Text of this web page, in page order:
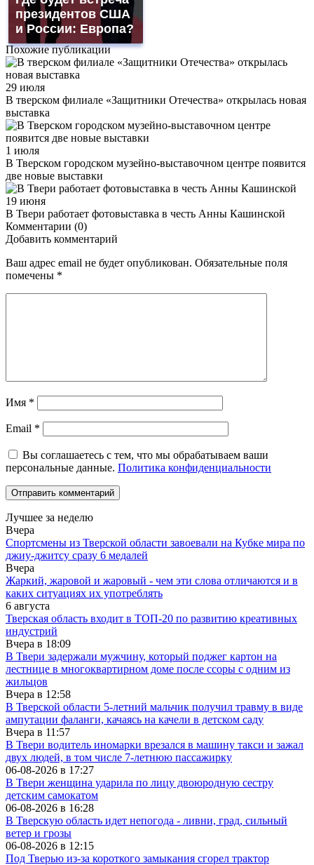
президентов США
и России: Европа?
Похожие публикации
29 июля
В тверском филиале «За­щит­ни­ки Оте­че­ства» открылась новая
выставка
1 июля
В Тверском городском музейно-выставочном центре появится
две новые выставки
19 июня
В Твери работает фотовыставка в честь Анны Кашинской
Комментарии (0)
Добавить комментарий
Ваш адрес email не будет опубликован. Обязательные поля
помечены *
Имя *
Email *
Вы соглашаетесь с тем, что мы обрабатываем ваши
персональные данные. Политика конфиденциальности
Лучшее за неделю
Вчера
Спортсмены из Тверской области завоевали на Кубке мира по
джиу-джитсу сразу 6 медалей
Вчера
Жаркий, жаровой и жаровый - чем эти слова отличаются и в
каких ситуациях их употреблять
6 августа
Тверская область входит в ТОП-20 по развитию креативных
индустрий
Вчера в 18:09
В Твери задержали мужчину, который поджег картон на
лестнице в многоквартирном доме после ссоры с одним из
жильцов
Вчера в 12:58
В Тверской области 5-летний мальчик получил травму в виде
ампутации фаланги, качаясь на качели в детском саду
Вчера в 11:57
В Твери водитель иномарки врезался в машину такси и зажал
двух людей, в том числе 7-летнюю пассажирку
06-08-2026 в 17:27
В Твери женщина ударила по лицу двоюродную сестру
детским самокатом
06-08-2026 в 16:28
В Тверскую область идет непогода - ливни, град, сильный
ветер и грозы
06-08-2026 в 12:15
Под Тверью из-за короткого замыкания сгорел трактор